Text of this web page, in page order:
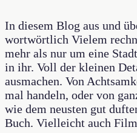
In diesem Blog aus und
wortwörtlich Vielem
mehr als nur um eine
in ihr. Voll der kleinen
ausmachen. Von
mal handeln, oder von
wie dem neusten gut
Buch. Vielleicht auch